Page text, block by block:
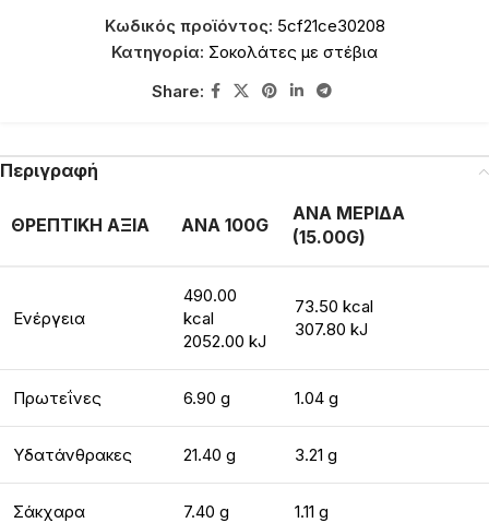
Κωδικός προϊόντος: 5cf21ce30208
Κατηγορία: Σοκολάτες με στέβια
Share:
Περιγραφή
ΘΡΕΠΤΙΚΗ ΑΞΙΑ ΑΝΑ 100G
ΑΝΑ ΜΕΡΙΔΑ
(15.00G)
Ενέργεια
490.00
kcal
2052.00 kJ
73.50 kcal
307.80 kJ
Πρωτεΐνες 6.90 g 1.04 g
Υδατάνθρακες 21.40 g 3.21 g
Σάκχαρα 7.40 g 1.11 g